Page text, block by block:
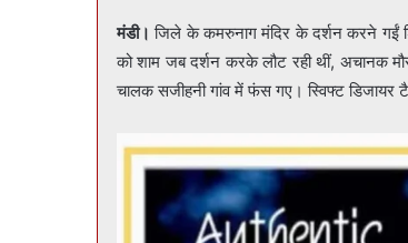
मंडी। जिले के कमरुनाग मंदिर के दर्शन करने गईं
को शाम जब दर्शन करके लौट रही थीं, अचानक
चालक सजीहनी गांव में फंस गए। स्विफ्ट डिजायर